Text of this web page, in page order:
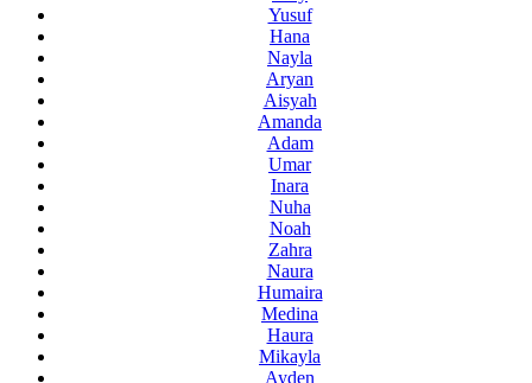
Yusuf
Hana
Nayla
Aryan
Aisyah
Amanda
Adam
Umar
Inara
Nuha
Noah
Zahra
Naura
Humaira
Medina
Haura
Mikayla
Ayden